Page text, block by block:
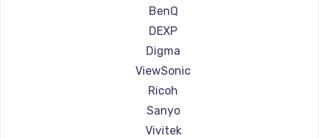
Ремонт проекторов Panasonic
Ремонт проекторов Hisense
BenQ
DEXP
Digma
ViewSonic
Ricoh
Sanyo
Vivitek